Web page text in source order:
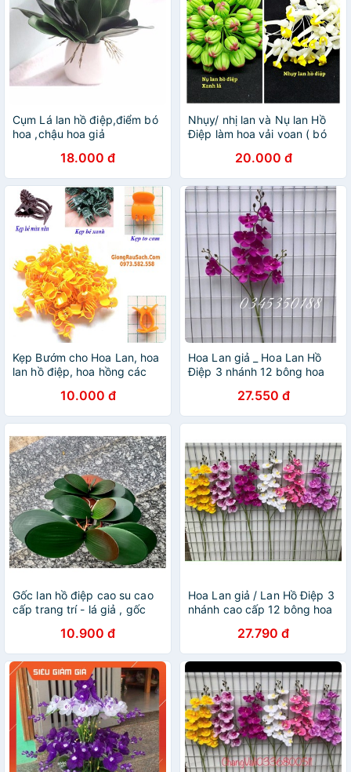
Cụm Lá lan hồ điệp,điểm bó
hoa ,chậu hoa giả
18.000 đ
Nhụy/ nhị lan và Nụ lan Hồ
Điệp làm hoa vải voan ( bó
20.000 đ
Kẹp Bướm cho Hoa Lan, hoa
lan hồ điệp, hoa hồng các
10.000 đ
Hoa Lan giả _ Hoa Lan Hồ
Điệp 3 nhánh 12 bông hoa
27.550 đ
Gốc lan hồ điệp cao su cao
cấp trang trí - lá giả , gốc
10.900 đ
Hoa Lan giả / Lan Hồ Điệp 3
nhánh cao cấp 12 bông hoa
27.790 đ